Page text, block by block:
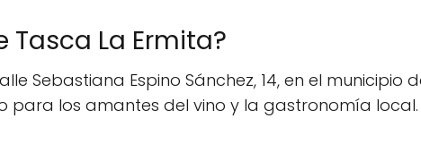
La Ermita?
Sebastiana Espino Sánchez, 14, en el municipio
para los amantes del vino y la gastronomía local.